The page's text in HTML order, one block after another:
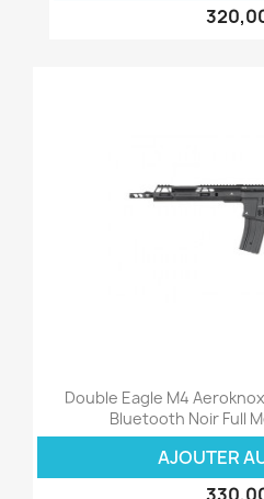
Double Eagle M4
Bluetooth Noir Full
AJOUTER